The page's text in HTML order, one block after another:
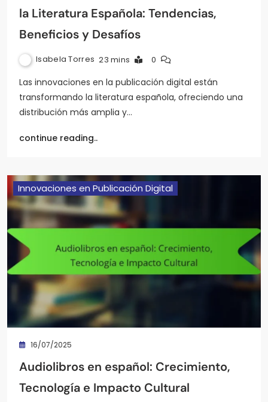
la Literatura Española: Tendencias,
Beneficios y Desafíos
Isabela Torres 23 mins 0
Las innovaciones en la publicación digital están
transformando la literatura española, ofreciendo una
distribución más amplia y…
continue reading..
Innovaciones en Publicación Digital
16/07/2025
Audiolibros en español: Crecimiento,
Tecnología e Impacto Cultural